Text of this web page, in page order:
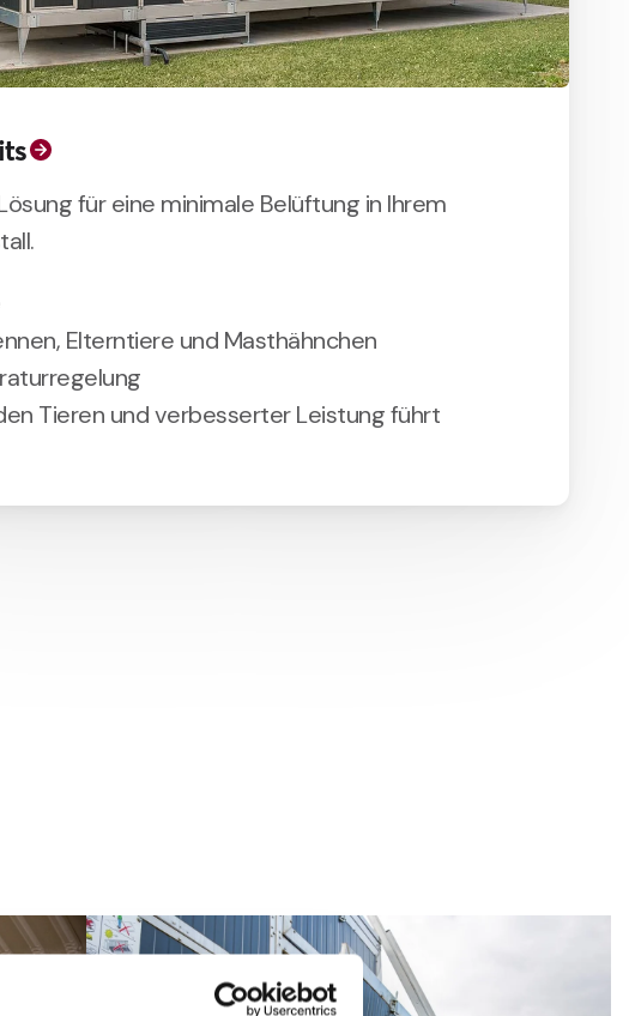
für eine minimale Belüftung in Ihrem
Elterntiere und Masthähnchen
Tieren und verbesserter Leistung führt